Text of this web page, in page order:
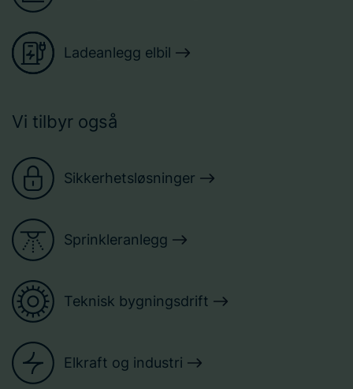
Ladeanlegg elbil
Vi tilbyr også
Sikkerhetsløsninger
Sprinkleranlegg
Teknisk bygningsdrift
Elkraft og industri